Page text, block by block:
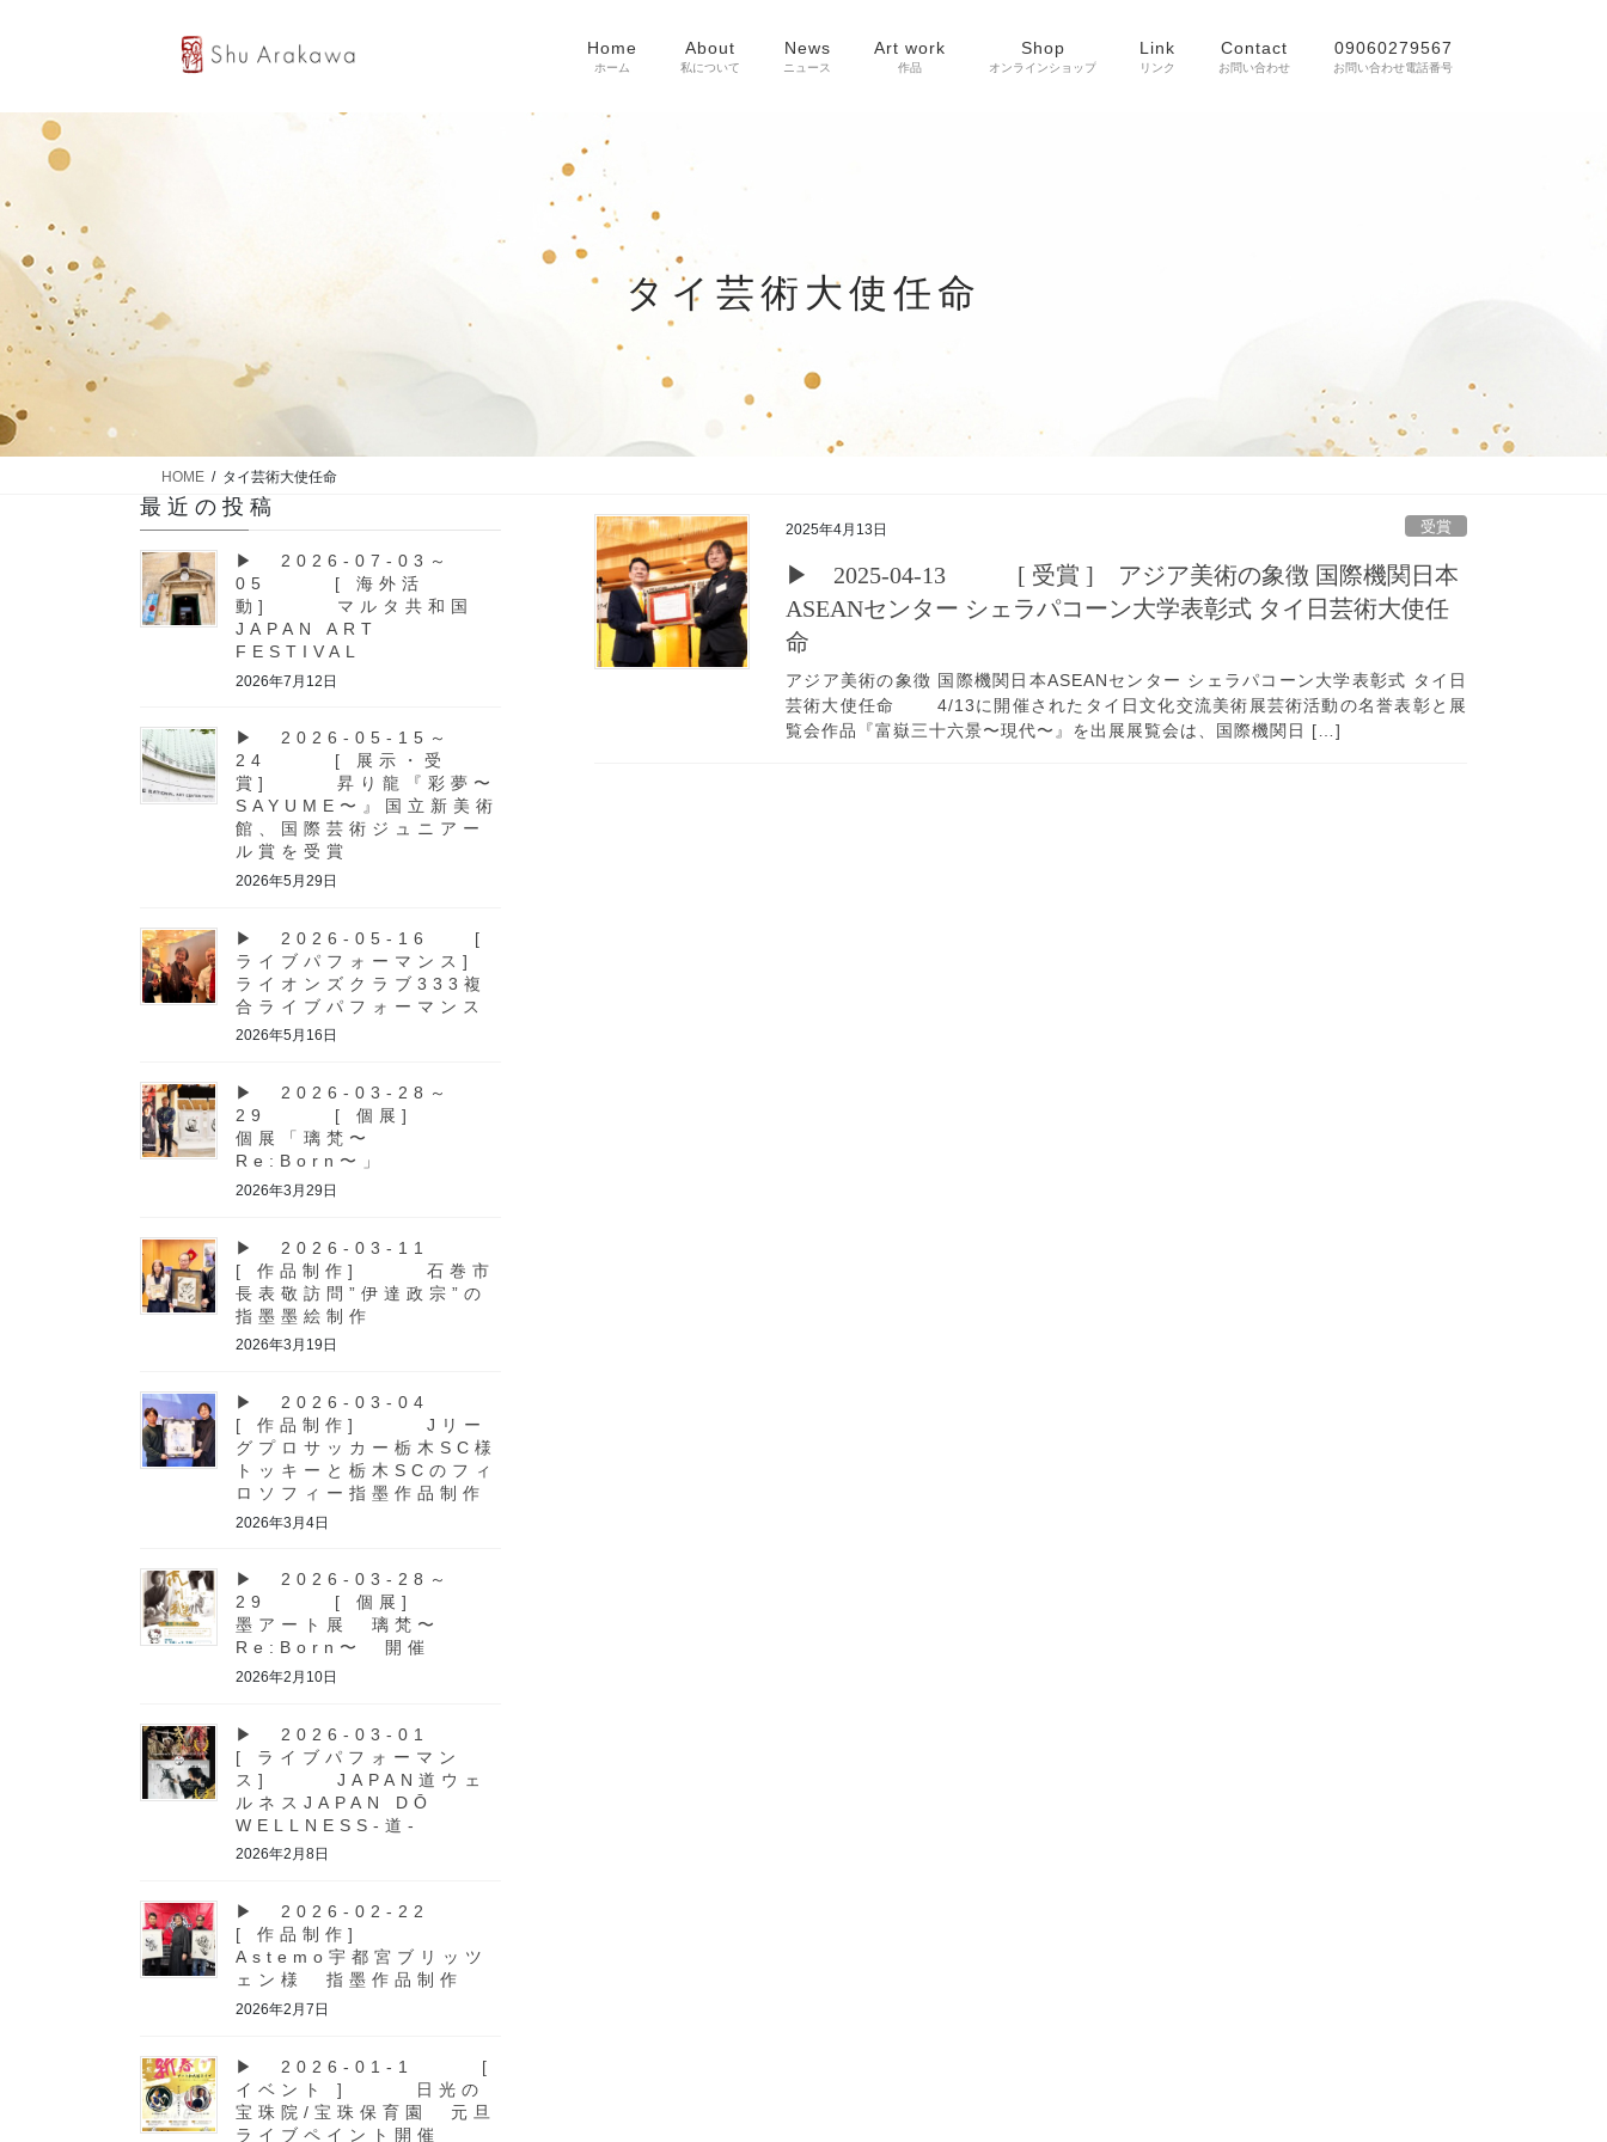
キ
プ
に
動
Home
ホーム
About
私について
News
ニュース
Art work
作品
Shop
オンラインショップ
Link
リンク
Contact
お問い合わせ
09060279567
お問い合わせ電話番号
タイ芸術大使任命
HOME タイ芸術大使任命
2025年4月13日 受賞
▶ 2025-04-13 [ 受賞 ] アジア美術の象徴 国際機関日本
ASEANセンター シェラパコーン大学表彰式 タイ日芸術大使任
命
アジア美術の象徴 国際機関日本ASEANセンター シェラパコーン大学表彰式 タイ日
芸術大使任命 4/13に開催されたタイ日文化交流美術展芸術活動の名誉表彰と展
覧会作品『富嶽三十六景〜現代〜』を出展展覧会は、国際機関日 […]
最近の投稿
▶ 2026-07-03～
05 [ 海外活
動] マルタ共和国
JAPAN ART
FESTIVAL
2026年7月12日
▶ 2026-05-15～
24 [ 展示・受
賞] 昇り龍『彩夢〜
SAYUME〜』国立新美術
館、国際芸術ジュニアー
ル賞を受賞
2026年5月29日
▶ 2026-05-16 [
ライブパフォーマンス]
ライオンズクラブ333複
合ライブパフォーマンス
2026年5月16日
▶ 2026-03-28～
29 [ 個展]
個展「璃梵〜
Re:Born〜」
2026年3月29日
▶ 2026-03-11
[ 作品制作] 石巻市
長表敬訪問”伊達政宗”の
指墨墨絵制作
2026年3月19日
▶ 2026-03-04
[ 作品制作] Jリー
グプロサッカー栃木SC様
トッキーと栃木SCのフィ
ロソフィー指墨作品制作
2026年3月4日
▶ 2026-03-28～
29 [ 個展]
墨アート展 璃梵〜
Re:Born〜 開催
2026年2月10日
▶ 2026-03-01
[ ライブパフォーマン
ス] JAPAN道ウェ
ルネスJAPAN DŌ
WELLNESS-道-
2026年2月8日
▶ 2026-02-22
[ 作品制作]
Astemo宇都宮ブリッツ
ェン様 指墨作品制作
2026年2月7日
▶ 2026-01-1 [
イベント ] 日光の
宝珠院/宝珠保育園 元旦
ライブペイント開催